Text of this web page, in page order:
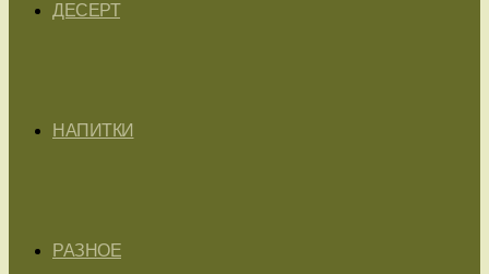
ДЕСЕРТ
НАПИТКИ
РАЗНОЕ